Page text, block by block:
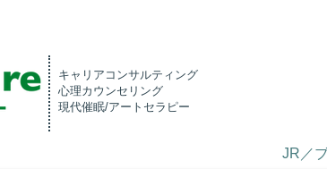
キャリアコンサルティング
心理カウンセリング
現代催眠/アートセラピー
JR／